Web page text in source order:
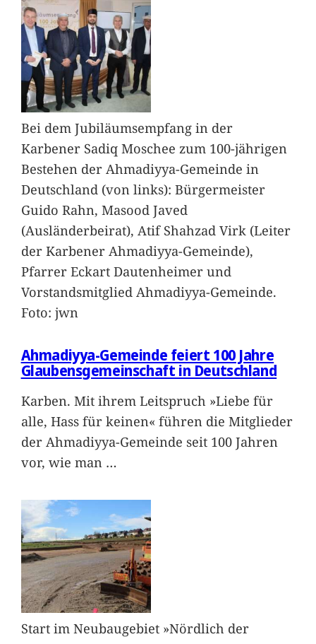
Bei dem Jubiläumsempfang in der
Karbener Sadiq Moschee zum 100-jährigen
Bestehen der Ahmadiyya-Gemeinde in
Deutschland (von links): Bürgermeister
Guido Rahn, Masood Javed
(Ausländerbeirat), Atif Shahzad Virk (Leiter
der Karbener Ahmadiyya-Gemeinde),
Pfarrer Eckart Dautenheimer und
Vorstandsmitglied Ahmadiyya-Gemeinde.
Foto: jwn
Ahmadiyya-Gemeinde feiert 100 Jahre
Glaubensgemeinschaft in Deutschland
Karben. Mit ihrem Leitspruch »Liebe für
alle, Hass für keinen« führen die Mitglieder
der Ahmadiyya-Gemeinde seit 100 Jahren
vor, wie man …
Start im Neubaugebiet »Nördlich der